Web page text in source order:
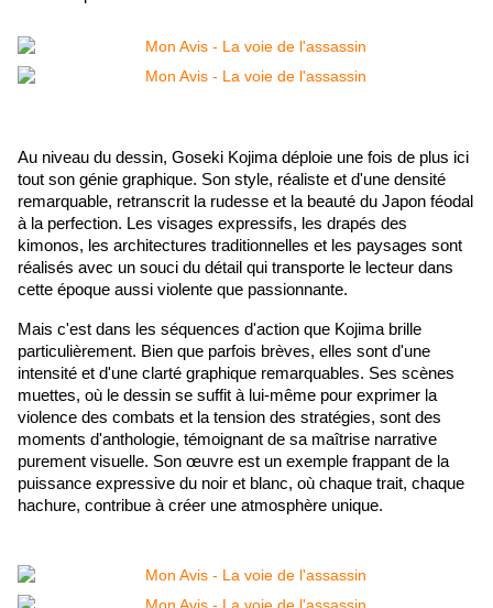
Au niveau du dessin, Goseki Kojima déploie une fois de plus ici
tout son génie graphique. Son style, réaliste et d'une densité
remarquable, retranscrit la rudesse et la beauté du Japon féodal
à la perfection. Les visages expressifs, les drapés des
kimonos, les architectures traditionnelles et les paysages sont
réalisés avec un souci du détail qui transporte le lecteur dans
cette époque aussi violente que passionnante.
Mais c'est dans les séquences d'action que Kojima brille
particulièrement. Bien que parfois brèves, elles sont d'une
intensité et d'une clarté graphique remarquables. Ses scènes
muettes, où le dessin se suffit à lui-même pour exprimer la
violence des combats et la tension des stratégies, sont des
moments d'anthologie, témoignant de sa maîtrise narrative
purement visuelle. Son œuvre est un exemple frappant de la
puissance expressive du noir et blanc, où chaque trait, chaque
hachure, contribue à créer une atmosphère unique.